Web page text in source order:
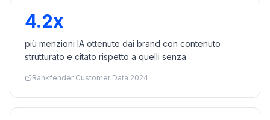
4.2x
più menzioni IA ottenute dai brand con contenuto
strutturato e citato rispetto a quelli senza
Rankfender Customer Data 2024